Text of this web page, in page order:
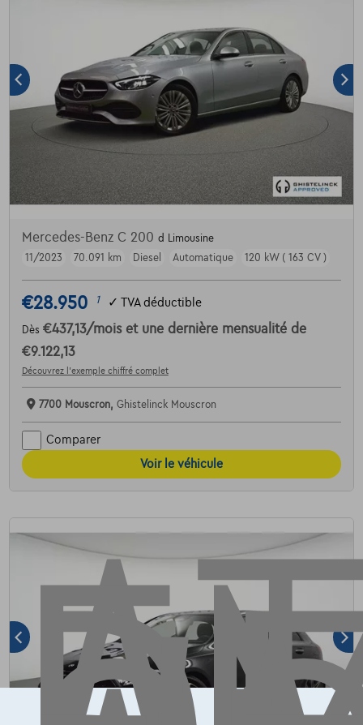
Mercedes-Benz C 200 d Limousine
11/2023
70.091 km Diesel Automatique 120 kW ( 163 CV )
€28.950 1 ✓ TVA déductible
Dès €437,13/mois et une dernière mensualité de
€9.122,13
Découvrez l’exemple chiffré complet
7700 Mouscron, Ghistelinck Mouscron
Comparer
Voir le véhicule